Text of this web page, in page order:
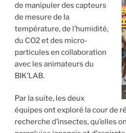
de manipuler des capteurs
de mesure de la
température, de l’humidité,
du CO2 et des micro-
particules en collaboration
avec les animateurs du
BIK’LAB.
Par la suite, les deux
équipes ont exploré la cour de
recherche d’insectes, qu’elles